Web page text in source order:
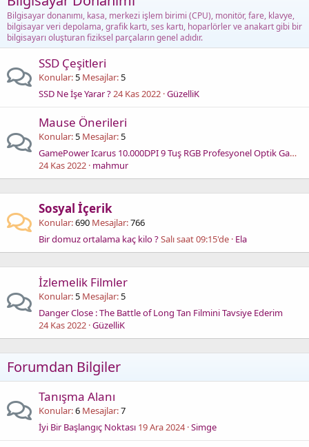
Bilgisayar donanımı, kasa, merkezi işlem birimi (CPU), monitör, fare, klavye,
bilgisayar veri depolama, grafik kartı, ses kartı, hoparlörler ve anakart gibi bir
bilgisayarı oluşturan fiziksel parçaların genel adıdır.
SSD Çeşitleri
Konular 5 Mesajlar 5
SSD Ne İşe Yarar ?24 Kas 2022 GüzelliK
Mause Önerileri
Konular 5 Mesajlar 5
GamePower Icarus 10.000DPI 9 Tuş RGB Profesyonel Optik Gaming Mouse
24 Kas 2022 mahmur
Sosyal İçerik
Konular 690 Mesajlar 766
Bir domuz ortalama kaç kilo ?Salı saat 09:15'de Ela
İzlemelik Filmler
Konular 5 Mesajlar 5
Danger Close : The Battle of Long Tan Filmini Tavsiye Ederim
24 Kas 2022 GüzelliK
Forumdan Bilgiler
Tanışma Alanı
Konular 6 Mesajlar 7
İyi Bir Başlangıç Noktası 19 Ara 2024 Simge